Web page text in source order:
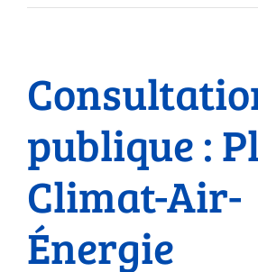
publique :
Climat-Air-
Énergie